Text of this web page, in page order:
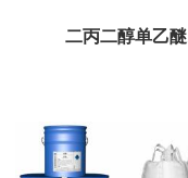
二丙二醇单乙醚